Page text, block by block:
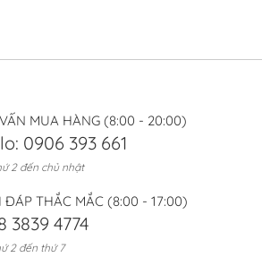
MUA HÀNG (8:00 - 20:00)
0906 393 661
2 đến chủ nhật
ĐÁP THẮC MẮC (8:00 - 17:00)
3839 4774
2 đến thứ 7